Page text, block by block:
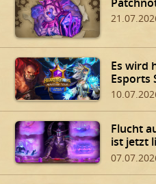
Es wird
Esports
Flucht
ist jetzt